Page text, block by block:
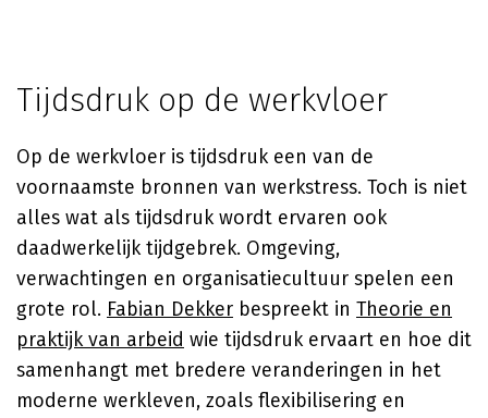
Tijdsdruk op de werkvloer
Op de werkvloer is tijdsdruk een van de
voornaamste bronnen van werkstress. Toch is niet
alles wat als tijdsdruk wordt ervaren ook
daadwerkelijk tijdgebrek. Omgeving,
verwachtingen en organisatiecultuur spelen een
grote rol. Fabian Dekker bespreekt in Theorie en
praktijk van arbeid wie tijdsdruk ervaart en hoe dit
samenhangt met bredere veranderingen in het
moderne werkleven, zoals flexibilisering en